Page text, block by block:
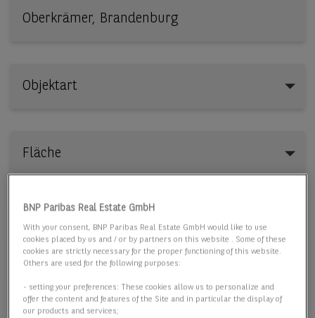
Objektart
Fläche
Preis
5 passende Objekte anzeigen
BNP Paribas Real Estate GmbH
With your consent, BNP Paribas Real Estate GmbH would like to use
cookies placed by us and / or by partners on this website . Some of these
cookies are strictly necessary for the proper functioning of this website.
Others are used for the following purposes:
- setting your preferences: These cookies allow us to personalize and
offer the content and features of the Site and in particular the display of
our products and services;